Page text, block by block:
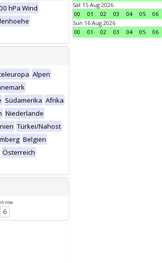
hPa Wind
Alpen
Südamerika Afrika
Niederlande
Türkei/Nahost
Belgien
Österreich
row
6
Sat 15 Aug 2026
00
01 02 03 04 05 06
Sun 16 Aug 2026
00
01 02 03 04 05 06